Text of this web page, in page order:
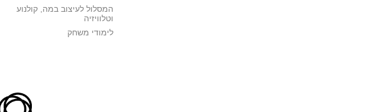
המסלול לעיצוב במה, קולנוע
וטלוויזיה
לימודי משחק